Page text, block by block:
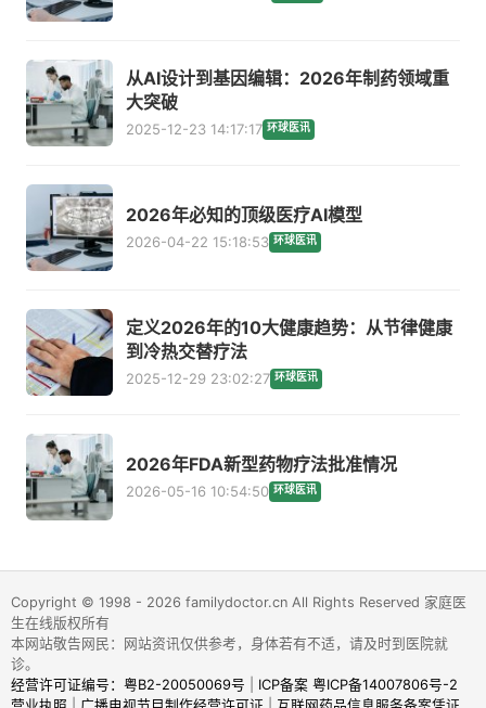
从AI设计到基因编辑：2026年制药领域重
大突破
2025-12-23 14:17:17 环球医讯
2026年必知的顶级医疗AI模型
2026-04-22 15:18:53 环球医讯
定义2026年的10大健康趋势：从节律健康
到冷热交替疗法
2025-12-29 23:02:27 环球医讯
2026年FDA新型药物疗法批准情况
2026-05-16 10:54:50 环球医讯
Copyright © 1998 - 2026 familydoctor.cn All Rights Reserved 家庭医
生在线版权所有
本网站敬告网民：网站资讯仅供参考，身体若有不适，请及时到医院就
诊。
经营许可证编号：粤B2-20050069号
ICP备案 粤ICP备14007806号-2